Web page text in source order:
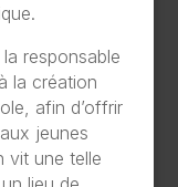
responsable
la création
afin d’offrir
jeunes
vit une telle